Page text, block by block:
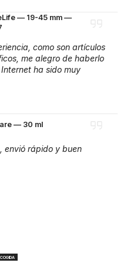
— 19-45 mm —
como son artículos
me alegro de haberlo
ha sido muy
— 30 ml
envió rápido y buen